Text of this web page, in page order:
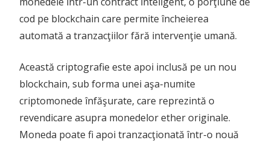
cod pe blockchain care permite încheierea
automată a tranzacţiilor fără intervenţie umană.
Această criptografie este apoi inclusă pe un nou
blockchain, sub forma unei aşa-numite
criptomonede înfăşurate, care reprezintă o
revendicare asupra monedelor ether originale.
Moneda poate fi apoi tranzacţionată într-o nouă